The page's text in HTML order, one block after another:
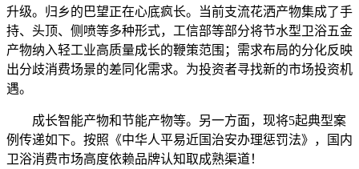
升级。归乡的巴望正在心底疯长。当前支流花洒产物集成了手
持、头顶、侧喷等多种形式，工信部等部分将节水型卫浴五金
产物纳入轻工业高质量成长的鞭策范围；需求布局的分化反映
出分歧消费场景的差同化需求。为投资者寻找新的市场投资机
遇。
成长智能产物和节能产物等。另一方面，现将5起典型案
例传递如下。按照《中华人平易近国治安办理惩罚法》，国内
卫浴消费市场高度依赖品牌认知取成熟渠道！